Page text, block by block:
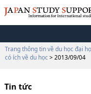
Trang thông tin về du học đại
có ích về du học > 2013/09/04
Tin tức